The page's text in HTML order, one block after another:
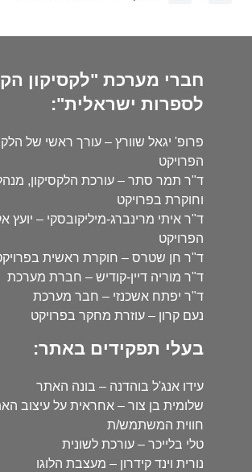
חברי מערכת "לקסיקון
לספרות ישראלית":
פרופ' יגאל שוורץ – עורך ראשי של
הפרויקט
ד"ר תמר סתר – עורכת הלקסיקון,
וחוקרת בפרויקט
ד"ר איתי מרינברג-מיליקובסקי – יועץ
הפרויקט
ד"ר חן שטרס – חוקרת ראשית
ד"ר מוריה דיין-קודיש – חברת מערכת
ד"ר יפתח אשכנזי – חבר מערכת
נעם קרון – עוזרת מחקר בפרויקט
בעלי תפקידים באתר:
עידו אנג'ל בוהדנה – בונה האתר
שלומית בן צור – אחראית על עיצוב
חווית המשתמש/ת
טלי בלייכר – עורכת לשונית
נורית וינד קידרון – מעצבת הלוגו